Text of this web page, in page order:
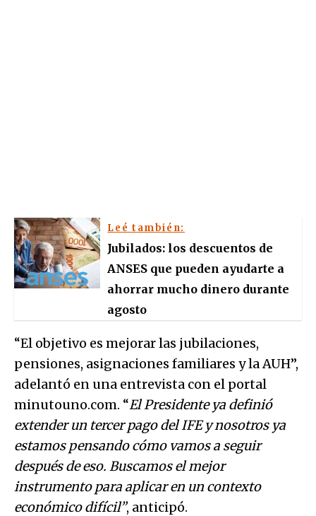
Leé también:
Jubilados: los descuentos de
ANSES que pueden ayudarte a
ahorrar mucho dinero durante
agosto
“El objetivo es mejorar las jubilaciones,
pensiones, asignaciones familiares y la AUH”,
adelantó en una entrevista con el portal
minutouno.com. “El Presidente ya definió
extender un tercer pago del IFE y nosotros ya
estamos pensando cómo vamos a seguir
después de eso. Buscamos el mejor
instrumento para aplicar en un contexto
económico difícil”, anticipó.